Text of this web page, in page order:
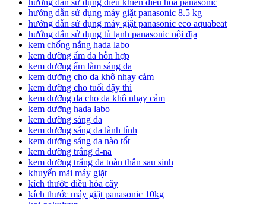
hướng dẫn sử dụng điều khiển điều hòa panasonic
hướng dẫn sử dụng máy giặt panasonic 8.5 kg
hướng dẫn sử dụng máy giặt panasonic eco aquabeat
hướng dẫn sử dụng tủ lạnh panasonic nội địa
kem chống nắng hada labo
kem dưỡng ẩm da hỗn hợp
kem dưỡng ẩm làm sáng da
kem dưỡng cho da khô nhạy cảm
kem dưỡng cho tuổi dậy thì
kem dưỡng da cho da khô nhạy cảm
kem dưỡng hada labo
kem dưỡng sáng da
kem dưỡng sáng da lành tính
kem dưỡng sáng da nào tốt
kem dưỡng trắng d-na
kem dưỡng trắng da toàn thân sau sinh
khuyến mãi máy giặt
kích thước điều hòa cây
kích thước máy giặt panasonic 10kg